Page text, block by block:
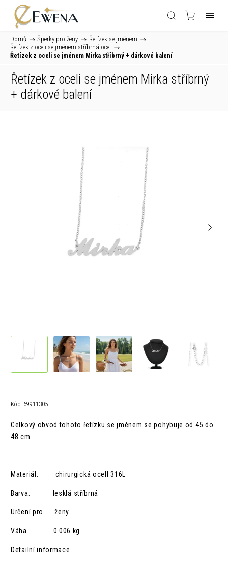
Domů / Šperky pro ženy / Řetízek se jménem /
Řetízek z oceli se jménem stříbrná ocel /
Řetízek z oceli se jménem Mirka stříbrný + dárkové balení
Řetízek z oceli se jménem Mirka stříbrný
+ dárkové balení
Kód: 69911305
Celkový obvod tohoto řetízku se jménem se pohybuje od 45 do
48 cm
Materiál: chirurgická ocelI 316L
Barva: lesklá stříbrná
Určení pro ženy
Váha 0.006 kg
Detailní informace